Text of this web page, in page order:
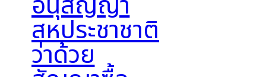
สหประชาชาติ
ว่าด้วย